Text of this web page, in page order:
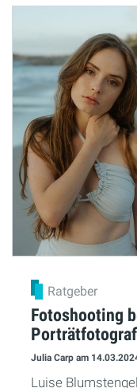
Ratgeber
Fotoshooting
Julia Carp am
Luise